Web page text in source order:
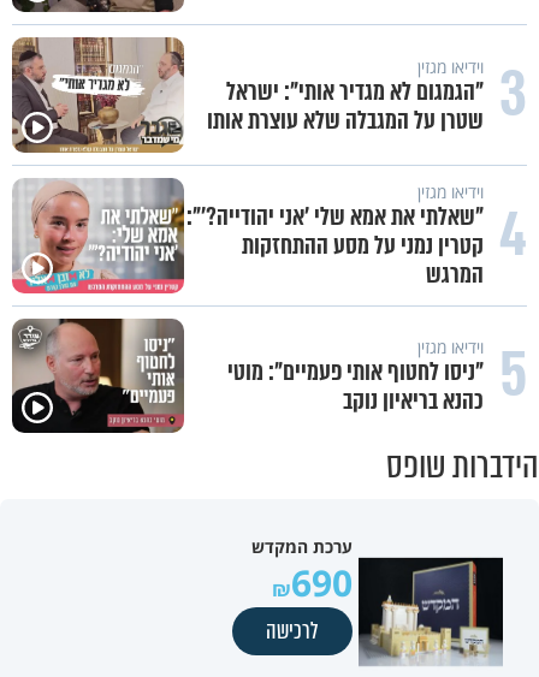
3 וידיאו מגזין
"הגמגום לא מגדיר אותי": ישראל
שטרן על המגבלה שלא עוצרת אותו
4 וידיאו מגזין
"שאלתי את אמא שלי 'אני יהודייה?'":
קטרין נמני על מסע ההתחזקות
המרגש
5 וידיאו מגזין
"ניסו לחטוף אותי פעמיים": מוטי
כהנא בריאיון נוקב
הידברות שופס
ערכת המקדש
690
לרכישה